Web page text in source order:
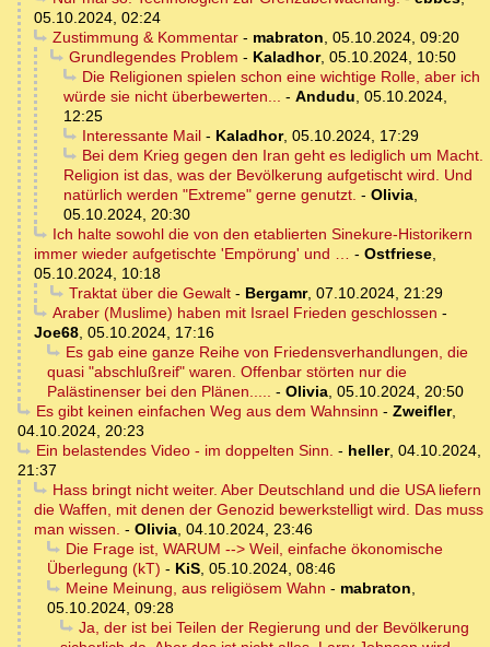
05.10.2024, 02:24
Zustimmung & Kommentar- mabraton, 05.10.2024, 09:20
Grundlegendes Problem - Kaladhor, 05.10.2024, 10:50
Die Religionen spielen schon eine wichtige Rolle, aber ich
würde sie nicht überbewerten... - Andudu, 05.10.2024,
12:25
Interessante Mail- Kaladhor, 05.10.2024, 17:29
Bei dem Krieg gegen den Iran geht es lediglich um Macht.
Religion ist das, was der Bevölkerung aufgetischt wird. Und
natürlich werden "Extreme" gerne genutzt. - Olivia,
05.10.2024, 20:30
Ich halte sowohl die von den etablierten Sinekure-Historikern
immer wieder aufgetischte 'Empörung' und … - Ostfriese,
05.10.2024, 10:18
Traktat über die Gewalt- Bergamr, 07.10.2024, 21:29
Araber (Muslime) haben mit Israel Frieden geschlossen -
Joe68, 05.10.2024, 17:16
Es gab eine ganze Reihe von Friedensverhandlungen, die
quasi "abschlußreif" waren. Offenbar störten nur die
Palästinenser bei den Plänen..... - Olivia, 05.10.2024, 20:50
Es gibt keinen einfachen Weg aus dem Wahnsinn - Zweifler,
04.10.2024, 20:23
Ein belastendes Video - im doppelten Sinn. - heller, 04.10.2024,
21:37
Hass bringt nicht weiter. Aber Deutschland und die USA liefern
die Waffen, mit denen der Genozid bewerkstelligt wird. Das muss
man wissen. - Olivia, 04.10.2024, 23:46
Die Frage ist, WARUM --> Weil, einfache ökonomische
Überlegung (kT) - KiS, 05.10.2024, 08:46
Meine Meinung, aus religiösem Wahn - mabraton,
05.10.2024, 09:28
Ja, der ist bei Teilen der Regierung und der Bevölkerung